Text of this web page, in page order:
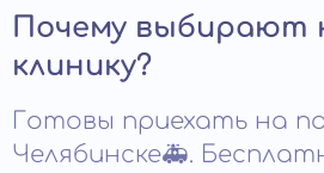
алкоголю. Именно на этом
эффект кодировки.
дозировки. Минимальный период
месяцев. Некоторые методы
нескольких лет. На
продлить или скорректировать.
Почему выбирают
клинику?
Готовы приехать на
Челябинске🚑.